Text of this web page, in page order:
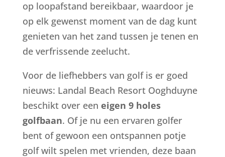
op loopafstand bereikbaar, waardoor je
op elk gewenst moment van de dag kunt
genieten van het zand tussen je tenen en
de verfrissende zeelucht.
Voor de liefhebbers van golf is er goed
nieuws: Landal Beach Resort Ooghduyne
beschikt over een eigen 9 holes
golfbaan. Of je nu een ervaren golfer
bent of gewoon een ontspannen potje
golf wilt spelen met vrienden, deze baan